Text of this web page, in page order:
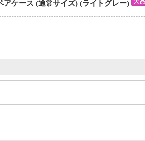
アケース (通常サイズ) (ライトグレー)